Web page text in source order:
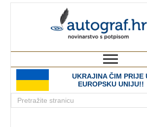
UKRAJINA ČIM PRIJE
EUROPSKU UNIJU!!